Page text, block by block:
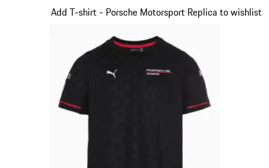
Add T-shirt - Porsche Motorsport Replica to wishlist
Diapositiva 8 di 20